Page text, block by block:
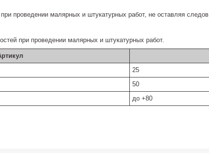
проведении малярных и штукатурных работ, не оставляя следов
при проведении малярных и штукатурных работ.
25
50
до +80